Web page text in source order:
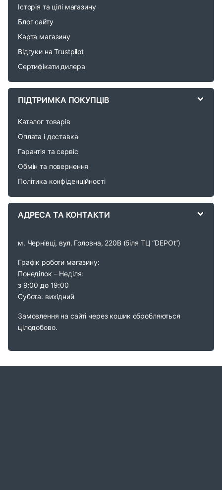
C
Історія та цілі магазину
Блог сайту
Карта магазину
Відгуки на Trustpilot
Сертифікати дилера
ПІДТРИМКА ПОКУПЦІВ
Каталог товарів
Оплата і доставка
Гарантія та сервіс
Обмін та повернення
Політика конфіденційності
АДРЕСА ТА КОНТАКТИ
м. Чернівці, вул. Головна, 220В (біля ТЦ “DEPOt”)
Графік роботи магазину:
Понеділок – Неділя:
з 9:00 до 19:00
Субота: вихідний
Замовлення на сайті через кошик обробляються
цілодобово.